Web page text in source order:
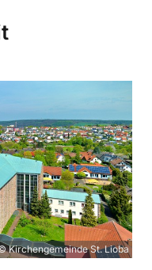
Kirchengemeinde St. Lioba